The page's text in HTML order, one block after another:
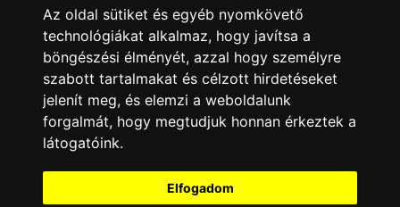
Minden jog fenntartva © 2008 - 2026
Az oldal sütiket és egyéb nyomkövető
technológiákat alkalmaz, hogy javítsa a
böngészési élményét, azzal hogy személyre
szabott tartalmakat és célzott hirdetéseket
jelenít meg, és elemzi a weboldalunk
forgalmát, hogy megtudjuk honnan érkeztek a
látogatóink.
Elfogadom